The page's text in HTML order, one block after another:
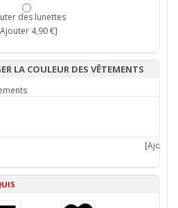
des lunettes
4,90 €]
LA COULEUR DES VÊTEMENTS